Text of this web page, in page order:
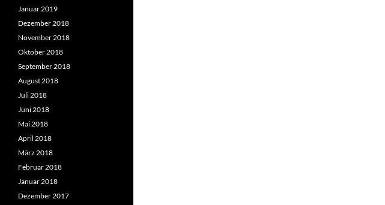
Januar 2019
Dezember 2018
November 2018
Oktober 2018
September 2018
August 2018
Juli 2018
Juni 2018
Mai 2018
April 2018
März 2018
Februar 2018
Januar 2018
Dezember 2017